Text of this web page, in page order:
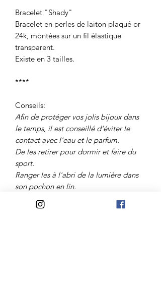
Bracelet "Shady"
Bracelet en perles de laiton plaqué or
24k, montées sur un fil élastique
transparent.
Existe en 3 tailles.
****
Conseils:
Afin de protéger vos jolis bijoux dans
le temps, il est conseillé d'éviter le
contact avec l'eau et le parfum.
De les retirer pour dormir et faire du
sport.
Ranger les à l'abri de la lumière dans
son pochon en lin.